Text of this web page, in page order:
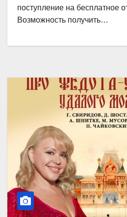
поступление на бесплатное
Возможность получить…